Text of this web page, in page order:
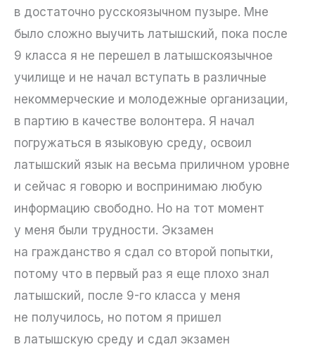
в достаточно русскоязычном пузыре. Мне
было сложно выучить латышский, пока после
9 класса я не перешел в латышскоязычное
училище и не начал вступать в различные
некоммерческие и молодежные организации,
в партию в качестве волонтера. Я начал
погружаться в языковую среду, освоил
латышский язык на весьма приличном уровне
и сейчас я говорю и воспринимаю любую
информацию свободно. Но на тот момент
у меня были трудности. Экзамен
на гражданство я сдал со второй попытки,
потому что в первый раз я еще плохо знал
латышский, после 9-го класса у меня
не получилось, но потом я пришел
в латышскую среду и сдал экзамен